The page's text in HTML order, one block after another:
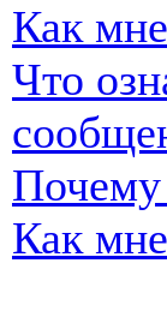
Как
Что
Почему
Как